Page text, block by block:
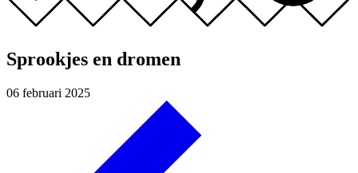
Sprookjes en dromen
06 februari 2025